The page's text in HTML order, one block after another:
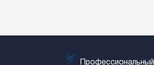
Профессиональный